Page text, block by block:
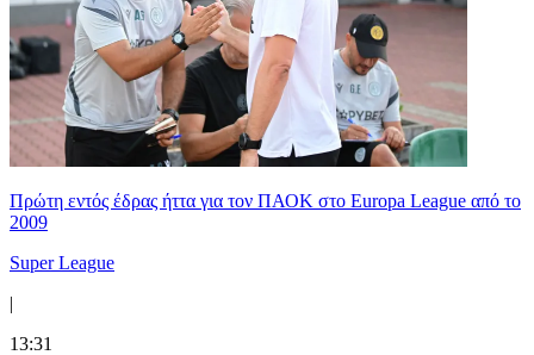
Πρώτη εντός έδρας ήττα για τον ΠΑΟΚ στο Europa League από το
2009
Super League
|
13:31